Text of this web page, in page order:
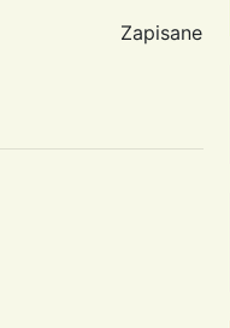
Zapisane